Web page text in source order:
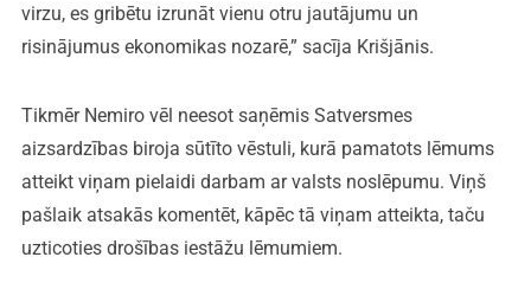
virzu, es gribētu izrunāt vienu otru jautājumu un
risinājumus ekonomikas nozarē,” sacīja Krišjānis.
Tikmēr Nemiro vēl neesot saņēmis Satversmes
aizsardzības biroja sūtīto vēstuli, kurā pamatots lēmums
atteikt viņam pielaidi darbam ar valsts noslēpumu. Viņš
pašlaik atsakās komentēt, kāpēc tā viņam atteikta, taču
uzticoties drošības iestāžu lēmumiem.